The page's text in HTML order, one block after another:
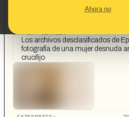
Ahora no
This content has not yet been
CONTENT DETAIL:
Los archivos desclasificados de
fotografía de una mujer desnuda
crucifijo